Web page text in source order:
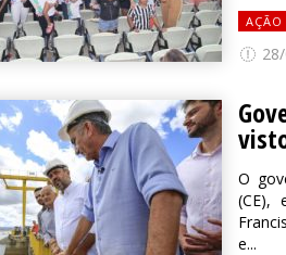
AÇÃO
O
(CE),
e...